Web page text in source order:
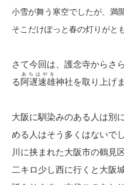
小雪が舞う寒空でしたが、満
そこだけぽっと春の灯りがと
さて今回は、護念寺からさ
る阿遅速雄
あちはやを
神社を取り上げま
大阪に馴染みのある人は別
める人はそう多くはないで
川に挟まれた大阪市の鶴見
二キロ少し西に行くと大阪